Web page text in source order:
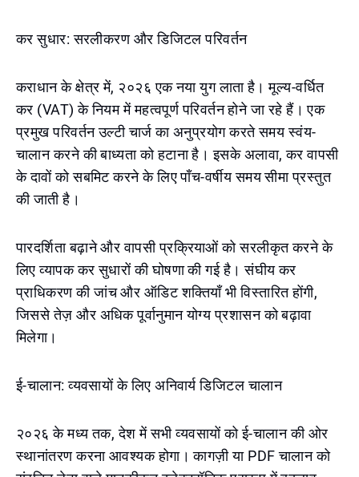
कर सुधार: सरलीकरण और डिजिटल परिवर्तन
कराधान के क्षेत्र में, २०२६ एक नया युग लाता है। मूल्य-वर्धित
कर (VAT) के नियम में महत्वपूर्ण परिवर्तन होने जा रहे हैं। एक
प्रमुख परिवर्तन उल्टी चार्ज का अनुप्रयोग करते समय स्वंय-
चालान करने की बाध्यता को हटाना है। इसके अलावा, कर वापसी
के दावों को सबमिट करने के लिए पाँच-वर्षीय समय सीमा प्रस्तुत
की जाती है।
पारदर्शिता बढ़ाने और वापसी प्रक्रियाओं को सरलीकृत करने के
लिए व्यापक कर सुधारों की घोषणा की गई है। संघीय कर
प्राधिकरण की जांच और ऑडिट शक्तियाँ भी विस्तारित होंगी,
जिससे तेज़ और अधिक पूर्वानुमान योग्य प्रशासन को बढ़ावा
मिलेगा।
ई-चालान: व्यवसायों के लिए अनिवार्य डिजिटल चालान
२०२६ के मध्य तक, देश में सभी व्यवसायों को ई-चालान की ओर
स्थानांतरण करना आवश्यक होगा। कागज़ी या PDF चालान को